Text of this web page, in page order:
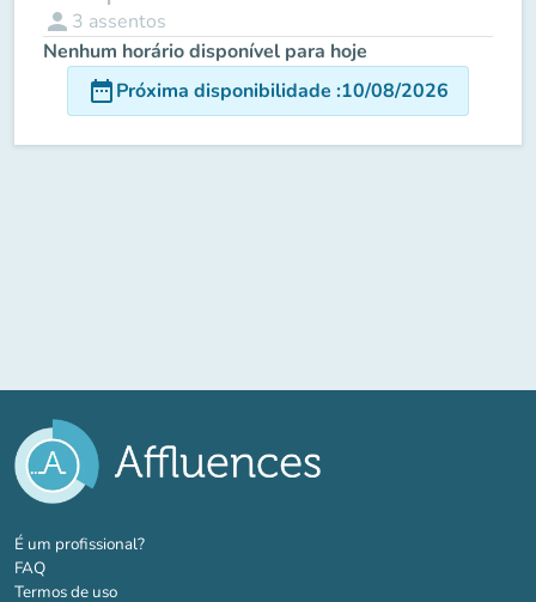
person 3 assentos
Nenhum horário disponível para hoje
date_rangePróxima disponibilidade :10/08/2026
É um profissional?(novo separador)
FAQ
Termos de uso